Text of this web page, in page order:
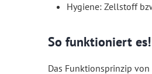
Hygiene: Zellstoff
So funktioniert es!
Das Funktionsprinzip